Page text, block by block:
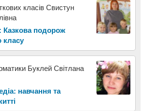
класів Свистун
Казкова подорож
класу
Буклей Світлана
навчання та